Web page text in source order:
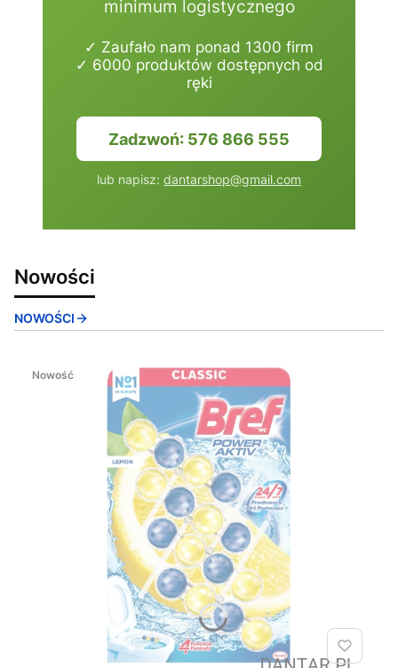
minimum logistycznego
✓ Zaufało nam ponad 1300 firm
✓ 6000 produktów dostępnych od
ręki
Zadzwoń: 576 866 555
lub napisz: dantarshop@gmail.com
Nowości
NOWOŚCI
Nowość